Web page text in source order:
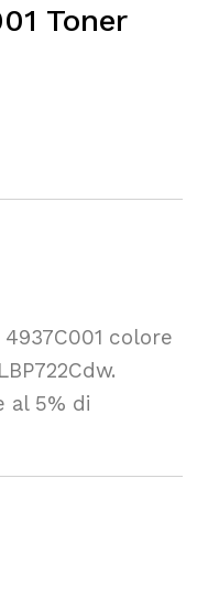
Toner
colore
al 5% di